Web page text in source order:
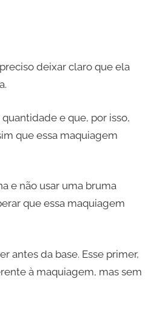
deixar claro que ela
e que, por isso,
que essa maquiagem
e não usar uma bruma
que essa maquiagem
antes da base. Esse primer,
à maquiagem, mas sem